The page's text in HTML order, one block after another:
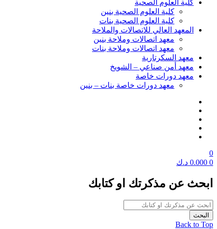
كلية العلوم الصحية
كلية العلوم الصحية بنين
كلية العلوم الصحية بنات
المعهد العالي للاتصالات والملاحة
معهد اتصالات وملاحة بنين
معهد اتصالات وملاحة بنات
معهد السكرتارية
معهد أمن صناعي – الشويخ
معهد دورات خاصة
معهد دورات خاصة بنات – بنين
0
0
0.000 د.ك
ابحث عن مذكرتك او كتابك
Back to Top